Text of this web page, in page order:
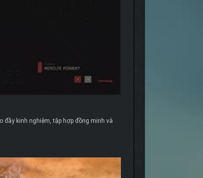
đầy kinh nghiệm, tập hợp đồng minh và